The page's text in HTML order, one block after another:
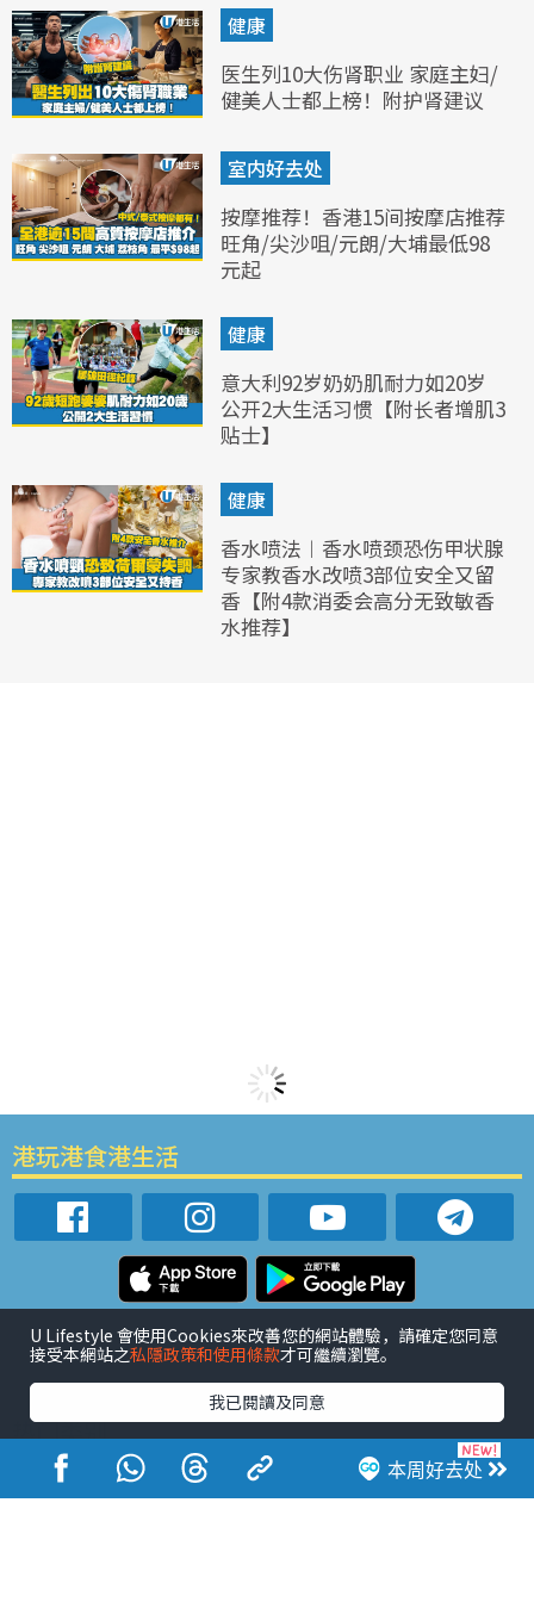
健康
医生列10大伤肾职业 家庭主妇/
健美人士都上榜！附护肾建议
室内好去处
按摩推荐！香港15间按摩店推荐
旺角/尖沙咀/元朗/大埔最低98
元起
健康
意大利92岁奶奶肌耐力如20岁
公开2大生活习惯【附长者增肌3
贴士】
健康
香水喷法︱香水喷颈恐伤甲状腺
专家教香水改喷3部位安全又留
香【附4款消委会高分无致敏香
水推荐】
本周好去处
港玩港食港生活
活动展览 市集 开仓 尖沙咀好去处 铜锣湾好去处
元朗好去处 荃湾好去处 旺角好去处 社会
户外郊游 社会福利
热门类别
网民热话 活动展览 市集 开仓
尖沙咀好去处
铜锣湾好去处 元朗好去处 荃湾好去处 旺角好去处 社会
U Lifestyle 會使用Cookies來改善您的網站體驗，請確定您同意
接受本網站之私隱政策和使用條款才可繼續瀏覽。
我已閱讀及同意